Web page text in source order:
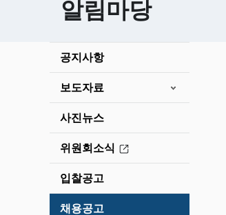
알림마당
공지사항
보도자료
사진뉴스
위원회소식
입찰공고
채용공고